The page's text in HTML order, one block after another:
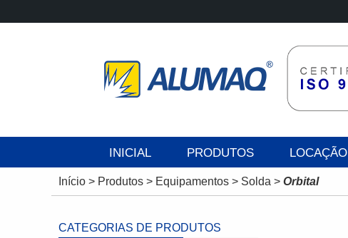
INICIAL PRODUTOS LOCAÇÃO
Início > Produtos > Equipamentos > Solda > Orbital
CATEGORIAS DE PRODUTOS